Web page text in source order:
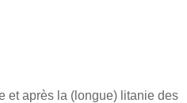
et après la (longue) litanie des